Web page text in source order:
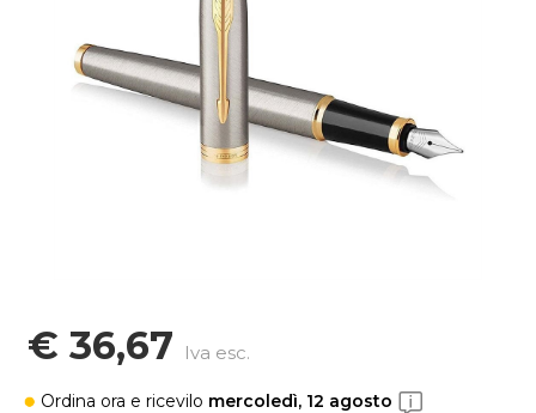
€ 36,67 Iva esc.
Ordina ora e ricevilo mercoledì, 12 agosto